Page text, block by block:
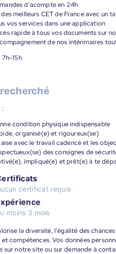
d’acompte en 24h
des meilleurs CET de France avec un
vos services dans une application
rapide à tous vos documents sur
de nos intérimaires
7h-15h
:
condition physique indispensable
organisé(e) et rigoureux(se)
avec le travail cadencé et les
des consignes de
impliqué(e) et prêt(e) à te
certificat requis
moins 3 mois
la diversité, l'égalité des
compétences. Vos données
sur notre site ou sur demande à